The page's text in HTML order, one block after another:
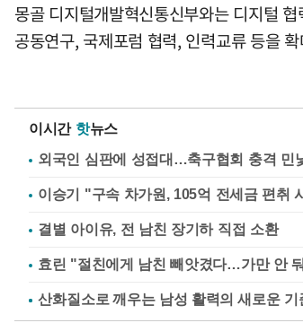
몽골 디지털개발혁신통신부와는 디지털
공동연구, 국제포럼 협력, 인력교류 등을
이시간 핫뉴스
외국인 심판에 성접대…축구협회 충격 민
이승기 "구속 차가원, 105억 전세금 편취
결별 아이유, 전 남친 장기하 직접 소환
효린 "절친에게 남친 빼앗겼다…가만 안